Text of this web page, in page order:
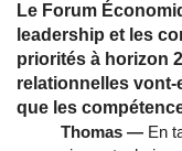
Le Forum
leadership et les
priorités à horizon
relationnelles
que les
Thomas — En